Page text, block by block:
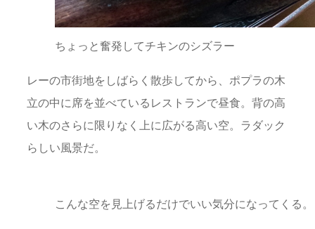
ちょっと奮発してチキンのシズラー
レーの市街地をしばらく散歩してから、ポプラの木
立の中に席を並べているレストランで昼食。背の高
い木のさらに限りなく上に広がる高い空。ラダック
らしい風景だ。
こんな空を見上げるだけでいい気分になってくる。